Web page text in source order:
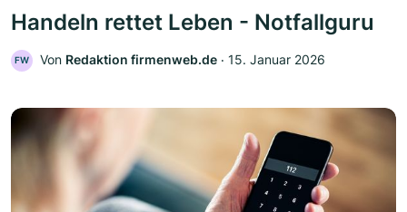
Handeln rettet Leben - Notfallguru
FW Von Redaktion firmenweb.de ‧ 15. Januar 2026